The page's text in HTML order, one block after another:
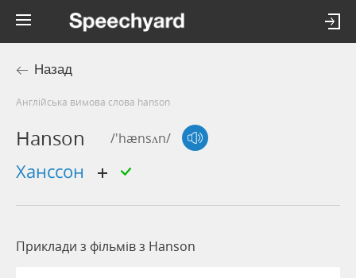
Назад
Англійська вимова слова hanson
Hanson /'hænsʌn/
ханссон
Приклади з фільмів з Hanson